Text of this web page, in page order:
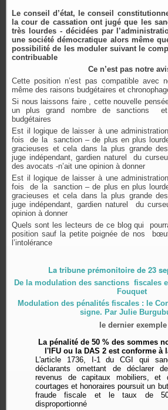
Le conseil d’état, le conseil
la cour de cassation ont jugé que les
très lourdes - décidées par
une société démocratique alors même
possibilité de les moduler suivant le
contribuable
Ce n’est pas notre
Cette position n’est pas compatible avec
même des raisons budgétaires et
Si nous laissons faire , cette nouvelle
un plus grand nombre de sanctions
budgétaires
Est il logique de laisser à une
fois de la sanction – de plus en plus
gracieuses et cela dans la plus grande
juge indépendant, gardien naturel du
des avocats -n’ait une opinion à donner
Est il logique de laisser à une
fois de la sanction – de plus en plus
gracieuses et cela dans la plus grande
juge indépendant, gardien naturel du
opinion à donner
Quels sont les lecteurs de ce blog qui
position sauf la petite poignée de nos
l’intolérance
La tribune prémonitoire de 23
De la modulation des sanctions fiscales
Fouquet
Modulation des pénalités fiscales : le
signe. Par Julie
le dernier exemple
La pénalité de 50 % des sommes
l'IFU ou la DAS 2 est conforme à
L'article 1736, I-1 du CGI qui
déclarants omettant de déclarer
revenus de capitaux mobiliers, et
courtages et honoraires poursuit un
fraude fiscale et le taux de
disproportionné